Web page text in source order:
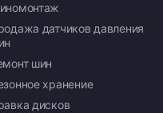
при получении,
кредита и
Юр.Лица
датчиков давления
шин
хранение
дисков